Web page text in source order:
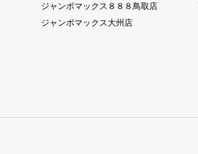
ジャンボマックス８８８鳥取店
ジャンボマックス大州店